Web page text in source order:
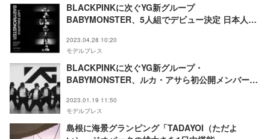
BLACKPINKに次ぐYG新グループ
BABYMONSTER、5人組でデビュー決定 日本人メ
2023.04.28 10:20
モデルプレス
BLACKPINKに次ぐYG新グループ・
BABYMONSTER、ルカ・アサら初公開メンバー含
2023.01.19 11:50
モデルプレス
島根に海景グランピング「TADAYOI（ただよ